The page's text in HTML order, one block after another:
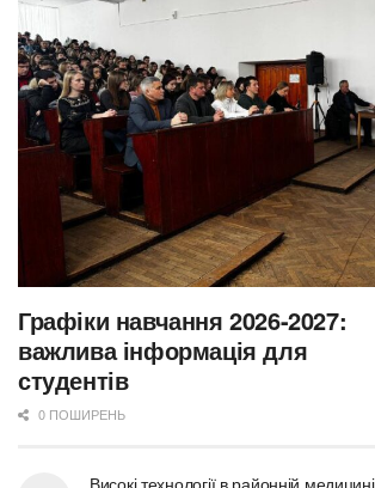
Графіки навчання 2026-2027:
важлива інформація для
студентів
0 ПОШИРЕНЬ
Високі технології в районній